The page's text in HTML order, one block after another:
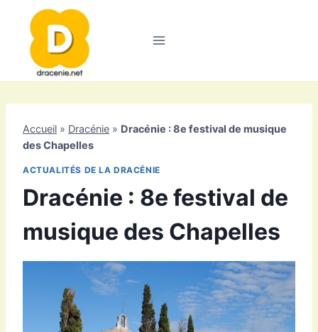
contenu
Accueil » Dracénie » Dracénie : 8e festival de musique
des Chapelles
ACTUALITÉS DE LA DRACÉNIE
Dracénie : 8e festival de
musique des Chapelles